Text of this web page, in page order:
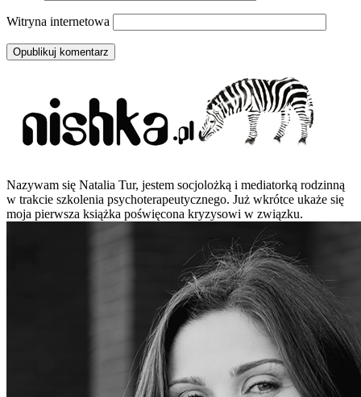
Witryna internetowa
Nazywam się Natalia Tur, jestem socjolożką i mediatorką rodzinną
w trakcie szkolenia psychoterapeutycznego. Już wkrótce ukaże się
moja pierwsza książka poświęcona kryzysowi w związku.